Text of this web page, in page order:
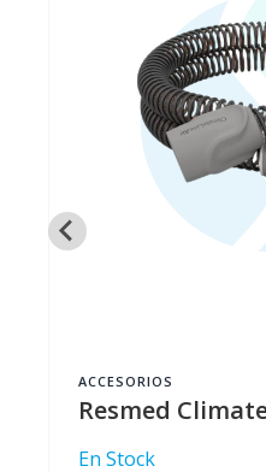
ClimateLine Air S10